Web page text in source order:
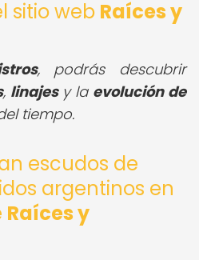
sitio web Raíces y
, podrás descubrir
, linajesy la evolución de
tiempo.
escudos de
argentinos en
Raíces y